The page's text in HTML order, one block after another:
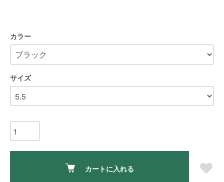
カラー
サイズ
カートに入れる